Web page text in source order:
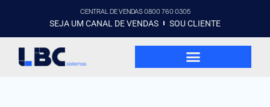
CENTRAL DE VENDAS 0800 760 0305
SEJA UM CANAL DE VENDAS SOU CLIENTE